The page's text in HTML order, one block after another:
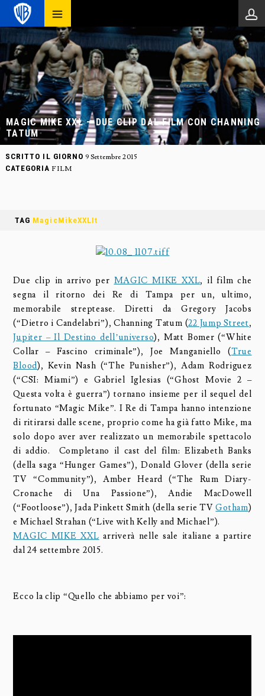
MAGIC MIKE XXL – DUE CLIP DAL FILM CON CHANNING
TATUM
SCRITTO IL GIORNO 9 Settembre 2015
CATEGORIA FILM
TAG MagicMikeXXLIt
Due clip in arrivo per MAGIC MIKE XXL, il film che
segna il ritorno dei Re di Tampa per un, ultimo,
memorabile streptease. Diretti da Gregory Jacobs
(“Dietro i Candelabri”), Channing Tatum (22 Jump Street,
Jupiter – Il Destino dell’universo), Matt Bomer (“White
Collar – Fascino criminale”), Joe Manganiello (True
Blood), Kevin Nash (“The Punisher”), Adam Rodriguez
(“CSI: Miami”) e Gabriel Iglesias (“Ghost Movie 2 –
Questa volta è guerra”) tornano insieme per il sequel del
fortunato “Magic Mike”. I Re di Tampa hanno intenzione
di ritirarsi dalle scene, proprio come ha già fatto Mike, ma
solo dopo aver aver realizzato un memorabile spettacolo
di addio. Completano il cast del film: Elizabeth Banks
(della saga “Hunger Games”), Donald Glover (della serie
TV “Community”), Amber Heard (“The Rum Diary-
Cronache di Una Passione”), Andie MacDowell
(“Footloose”), Jada Pinkett Smith (della serie TVGotham)
e Michael Strahan (“Live with Kelly and Michael”).
MAGIC MIKE XXL arriverà nelle sale italiane a partire
dal 24 settembre 2015.
Ecco la clip “Quello che abbiamo per voi”: